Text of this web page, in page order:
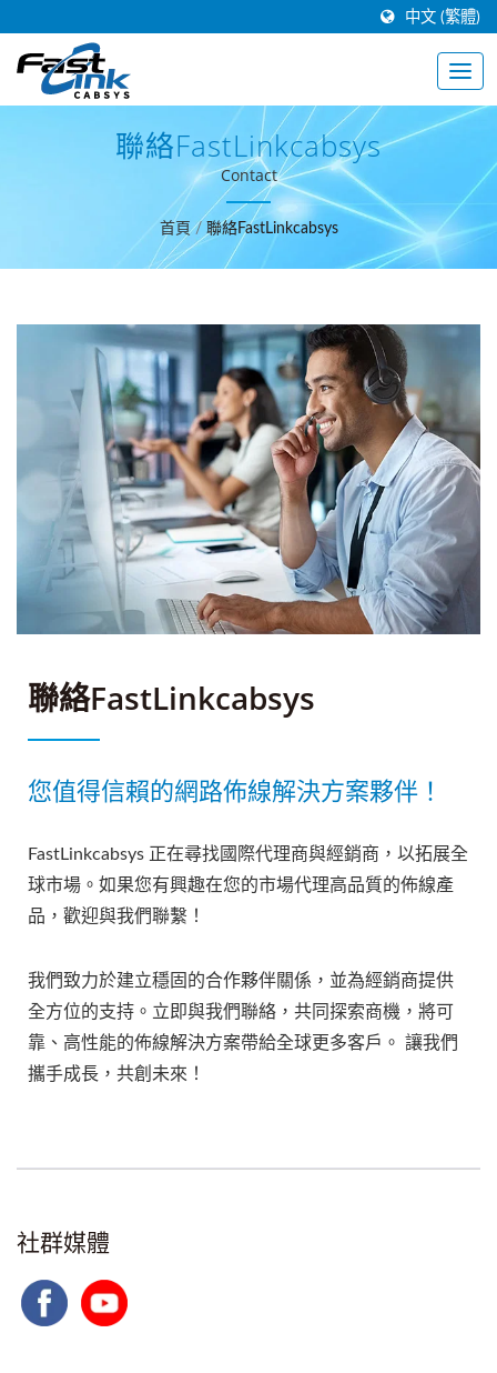
中文 (繁體)
聯絡FastLinkcabsys
Contact
首頁 / 聯絡FastLinkcabsys
聯絡FastLinkcabsys
您值得信賴的網路佈線解決方案夥伴！
FastLinkcabsys 正在尋找國際代理商與經銷商，以拓展全
球市場。如果您有興趣在您的市場代理高品質的佈線產
品，歡迎與我們聯繫！
我們致力於建立穩固的合作夥伴關係，並為經銷商提供
全方位的支持。立即與我們聯絡，共同探索商機，將可
靠、高性能的佈線解決方案帶給全球更多客戶。 讓我們
攜手成長，共創未來！
社群媒體